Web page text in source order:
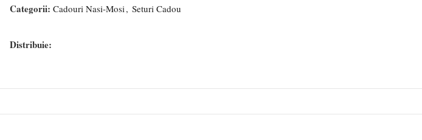
Categorii: Cadouri Nasi-Mosi, Seturi Cadou
Distribuie: